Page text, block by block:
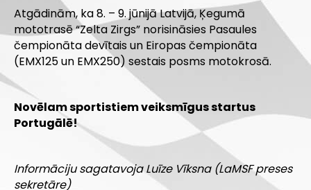
Atgādinām, ka 8. – 9. jūnijā Latvijā, Ķegumā
mototrasē “Zelta Zirgs” norisināsies Pasaules
čempionāta devītais un Eiropas čempionāta
(EMX125 un EMX250) sestais posms motokrosā.
Novēlam sportistiem veiksmīgus startus
Portugālē!
Informāciju sagatavoja Luīze Vīksna (LaMSF preses
sekretāre)